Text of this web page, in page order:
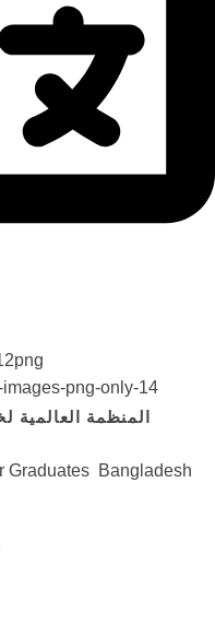
المنظمة
Graduates Bangladesh